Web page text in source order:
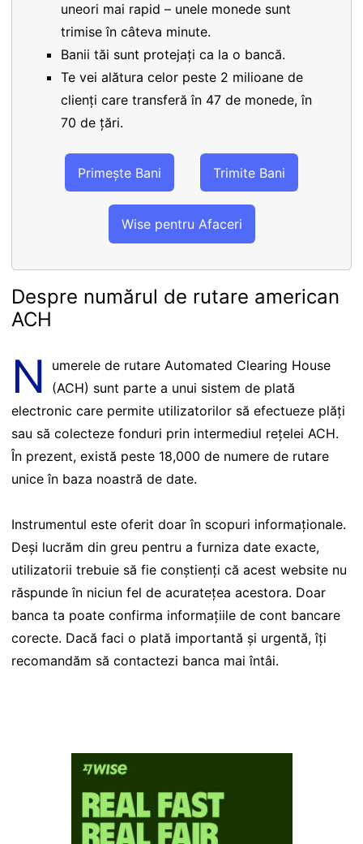
uneori mai rapid – unele monede sunt
trimise în câteva minute.
Banii tăi sunt protejați ca la o bancă.
Te vei alătura celor peste 2 milioane de
clienți care transferă în 47 de monede, în
70 de țări.
Primește Bani Trimite Bani
Wise pentru Afaceri
Despre numărul de rutare american
ACH
N
umerele de rutare Automated Clearing House
(ACH) sunt parte a unui sistem de plată
electronic care permite utilizatorilor să efectueze plăți
sau să colecteze fonduri prin intermediul rețelei ACH.
În prezent, există peste 18,000 de numere de rutare
unice în baza noastră de date.
Instrumentul este oferit doar în scopuri informaționale.
Deși lucrăm din greu pentru a furniza date exacte,
utilizatorii trebuie să fie conștienți că acest website nu
răspunde în niciun fel de acuratețea acestora. Doar
banca ta poate confirma informațiile de cont bancare
corecte. Dacă faci o plată importantă și urgentă, îți
recomandăm să contactezi banca mai întâi.